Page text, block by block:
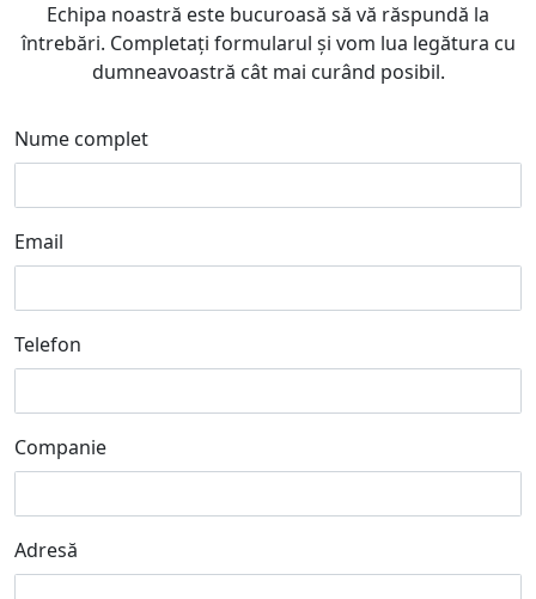
Echipa noastră este bucuroasă să vă răspundă la
întrebări. Completați formularul și vom lua legătura cu
dumneavoastră cât mai curând posibil.
Nume complet
Email
Telefon
Companie
Adresă